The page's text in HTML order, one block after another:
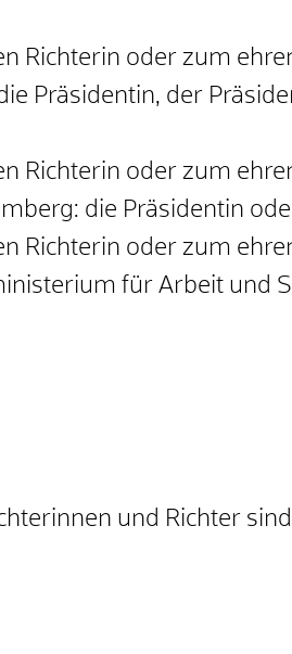
Richterin oder zum
Präsidentin, der
Richterin oder zum
die Präsidentin
Richterin oder zum
für Arbeit und
und Richter